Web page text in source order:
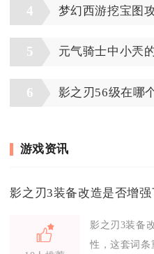
4 梦幻西游挖宝图
5 元气骑士中小兲
6 影之刃56级在哪
游戏资讯
影之刃3装备改造是否增
影之刃3装备
性，这套词条